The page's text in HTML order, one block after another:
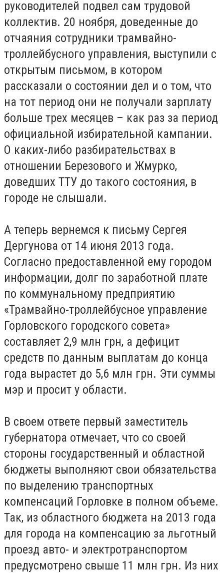
руководителей подвел сам трудовой
коллектив. 20 ноября, доведенные до
отчаяния сотрудники трамвайно-
троллейбусного управления, выступили с
открытым письмом, в котором
рассказали о состоянии дел и о том, что
на тот период они не получали зарплату
больше трех месяцев – как раз за период
официальной избирательной кампании.
О каких-либо разбирательствах в
отношении Березового и Жмурко,
доведших ТТУ до такого состояния, в
городе не слышали.
А теперь вернемся к письму Сергея
Дергунова от 14 июня 2013 года.
Согласно предоставленной ему городом
информации, долг по заработной плате
по коммунальному предприятию
«Трамвайно-троллейбусное управление
Горловского городского совета»
составляет 2,9 млн грн, а дефицит
средств по данным выплатам до конца
года вырастет до 5,6 млн грн. Эти суммы
мэр и просит у области.
В своем ответе первый заместитель
губернатора отмечает, что со своей
стороны государственный и областной
бюджеты выполняют свои обязательства
по выделению транспортных
компенсаций Горловке в полном объеме.
Так, из областного бюджета на 2013 года
для города на компенсацию за льготный
проезд авто- и электротранспортом
предусмотрено свыше 11 млн грн. Из них